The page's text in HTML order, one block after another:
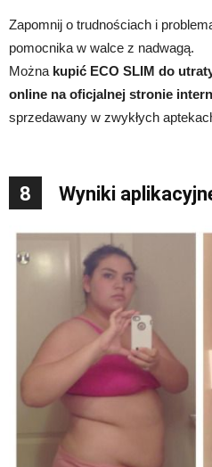
Zapomnij o trudnościach i
pomocnika w walce z nadwagą.
Można kupić ECO SLIM do
online na oficjalnej stronie
sprzedawany w zwykłych
8 Wyniki